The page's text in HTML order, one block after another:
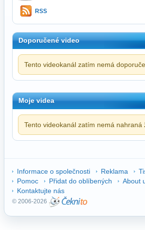
RSS
Doporučené video
Tento videokanál zatím nemá
Moje videa
Tento videokanál zatím nemá nahraná
Informace o společnosti Reklama
Pomoc
Přidat do oblíbených About
Kontaktujte nás
© 2006-2026